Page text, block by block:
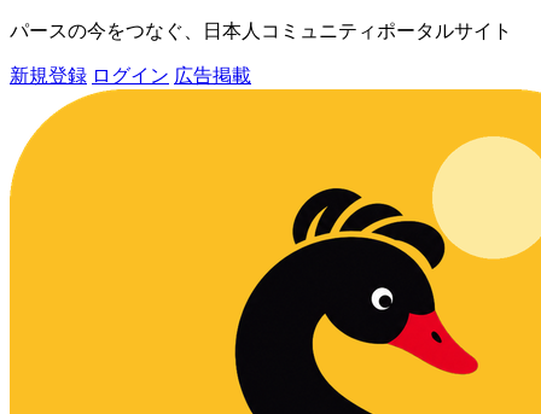
パースの今をつなぐ、日本人コミュニティポータルサイト
新規登録 ログイン 広告掲載